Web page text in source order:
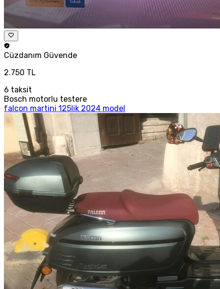
Cüzdanım Güvende
2.750 TL
6 taksit
Bosch motorlu testere
falcon martini 125lik 2024 model